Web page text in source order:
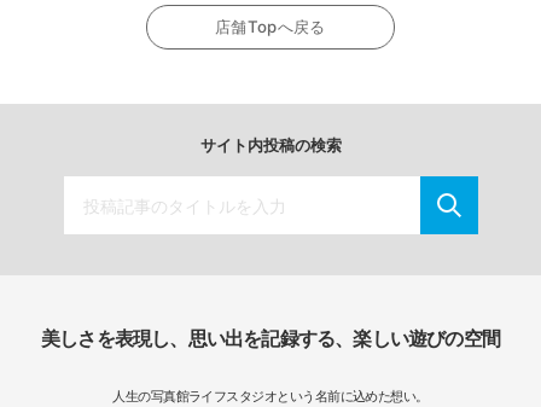
店舗Topへ戻る
サイト内投稿の検索
美しさを表現し、思い出を記録する、楽しい遊びの空間
人生の写真館ライフスタジオという名前に込めた想い。